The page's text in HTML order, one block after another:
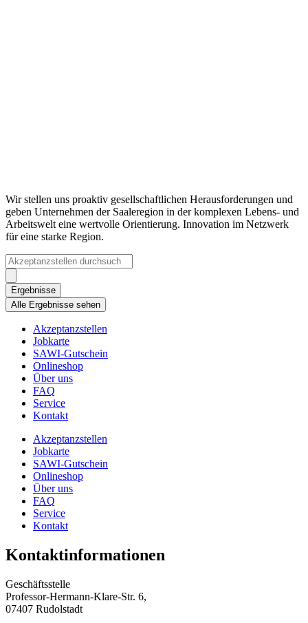
Wir stellen uns proaktiv gesellschaftlichen Herausforderungen und
geben Unternehmen der Saaleregion in der komplexen Lebens- und
Arbeitswelt eine wertvolle Orientierung. Innovation im Netzwerk
für eine starke Region.
Search
...
Ergebnisse
Alle Ergebnisse sehen
Akzeptanzstellen
Jobkarte
SAWI-Gutschein
Onlineshop
Über uns
FAQ
Service
Kontakt
Akzeptanzstellen
Jobkarte
SAWI-Gutschein
Onlineshop
Über uns
FAQ
Service
Kontakt
Kontaktinformationen
Geschäftsstelle
Professor-Hermann-Klare-Str. 6,
07407 Rudolstadt